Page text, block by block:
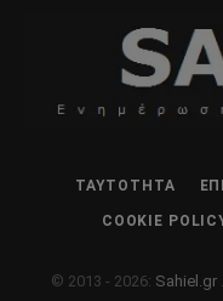
ΤΑΥΤΌΤΗΤΑ
COOKIE
© 2013 - 2026: Sahiel.gr